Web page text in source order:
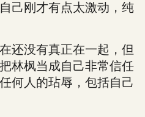
刚才有点太激动，纯
没有真正在一起，但
林枫当成自己非常信任
何人的玷辱，包括自己